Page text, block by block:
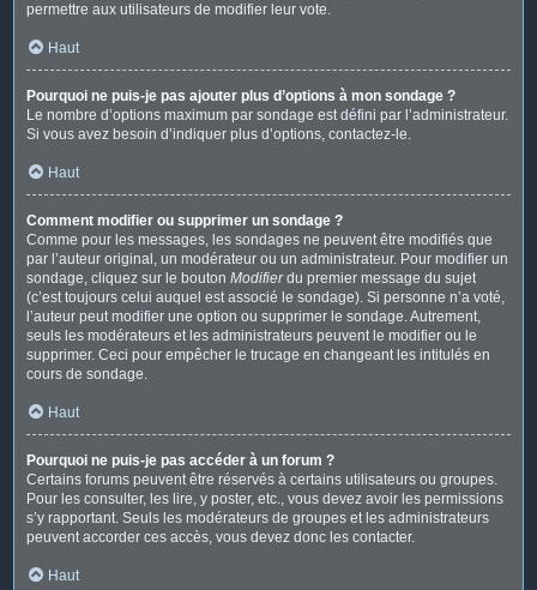
permettre aux utilisateurs de modifier leur vote.
Haut
Pourquoi ne puis-je pas ajouter plus d’options à mon sondage ?
Le nombre d’options maximum par sondage est défini par l’administrateur.
Si vous avez besoin d’indiquer plus d’options, contactez-le.
Haut
Comment modifier ou supprimer un sondage ?
Comme pour les messages, les sondages ne peuvent être modifiés que
par l’auteur original, un modérateur ou un administrateur. Pour modifier un
sondage, cliquez sur le bouton Modifierdu premier message du sujet
(c’est toujours celui auquel est associé le sondage). Si personne n’a voté,
l’auteur peut modifier une option ou supprimer le sondage. Autrement,
seuls les modérateurs et les administrateurs peuvent le modifier ou le
supprimer. Ceci pour empêcher le trucage en changeant les intitulés en
cours de sondage.
Haut
Pourquoi ne puis-je pas accéder à un forum ?
Certains forums peuvent être réservés à certains utilisateurs ou groupes.
Pour les consulter, les lire, y poster, etc., vous devez avoir les permissions
s’y rapportant. Seuls les modérateurs de groupes et les administrateurs
peuvent accorder ces accès, vous devez donc les contacter.
Haut